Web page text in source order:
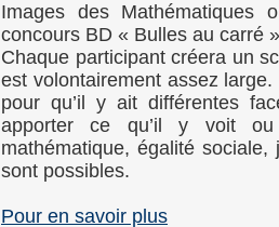
Images des Mathématiques
concours BD « Bulles au carré
Chaque participant créera un
est volontairement assez
pour qu’il y ait différentes
apporter ce qu’il y voit
mathématique, égalité
sont possibles.
Pour en savoir plus